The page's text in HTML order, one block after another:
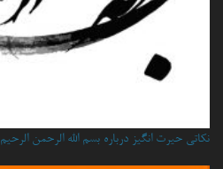
نكاتي حيرت انگيز درباره بسم الله الرحمن الرحيم